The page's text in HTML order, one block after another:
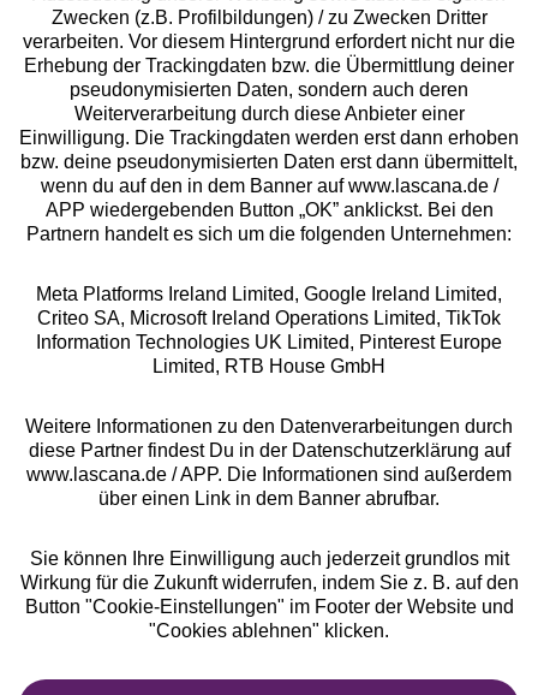
Beratung
Über uns
Rechtliches
Alle Preise inkl. MwSt., zzgl.
Versandkosten
** Bonität vorausgesetzt, berechtigt zur Bonitätsprüfung
Zwecken (z.B. Profilbildungen) / zu Zwecken Dritter
verarbeiten. Vor diesem Hintergrund erfordert nicht nur die
Erhebung der Trackingdaten bzw. die Übermittlung deiner
pseudonymisierten Daten, sondern auch deren
Weiterverarbeitung durch diese Anbieter einer
Einwilligung. Die Trackingdaten werden erst dann erhoben
bzw. deine pseudonymisierten Daten erst dann übermittelt,
wenn du auf den in dem Banner auf www.lascana.de /
APP wiedergebenden Button „OK” anklickst. Bei den
Partnern handelt es sich um die folgenden Unternehmen:
Meta Platforms Ireland Limited, Google Ireland Limited,
Criteo SA, Microsoft Ireland Operations Limited, TikTok
Information Technologies UK Limited, Pinterest Europe
Limited, RTB House GmbH
Weitere Informationen zu den Datenverarbeitungen durch
diese Partner findest Du in der Datenschutzerklärung auf
www.lascana.de / APP. Die Informationen sind außerdem
über einen Link in dem Banner abrufbar.
Sie können Ihre Einwilligung auch jederzeit grundlos mit
Wirkung für die Zukunft widerrufen, indem Sie z. B. auf den
Button "Cookie-Einstellungen" im Footer der Website und
"Cookies ablehnen" klicken.